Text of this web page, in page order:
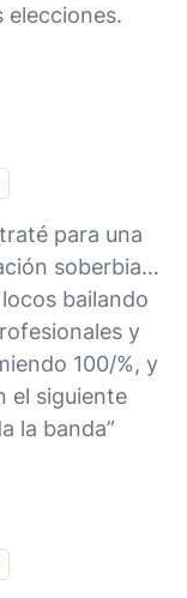
elecciones.
para una
soberbia…
bailando
y
100/%, y
el siguiente
la banda”